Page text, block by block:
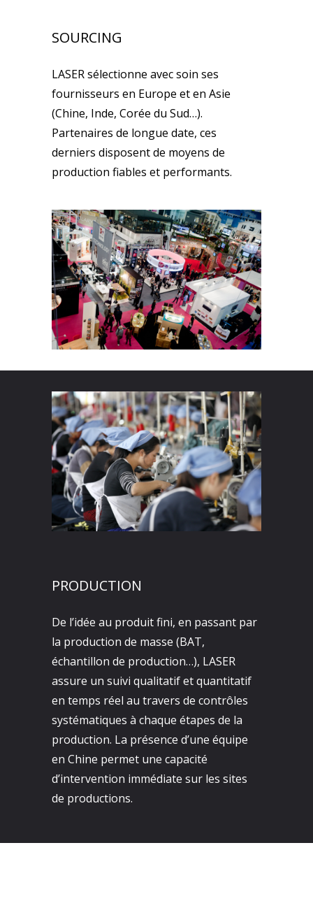
SOURCING
LASER sélectionne avec soin ses
fournisseurs en Europe et en Asie
(Chine, Inde, Corée du Sud…).
Partenaires de longue date, ces
derniers disposent de moyens de
production fiables et performants.
PRODUCTION
De l’idée au produit fini, en passant par
la production de masse (BAT,
échantillon de production…), LASER
assure un suivi qualitatif et quantitatif
en temps réel au travers de contrôles
systématiques à chaque étapes de la
production. La présence d’une équipe
en Chine permet une capacité
d’intervention immédiate sur les sites
de productions.